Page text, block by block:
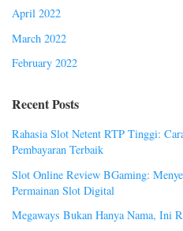
April 2022
March 2022
February 2022
Recent Posts
Rahasia Slot Netent RTP Tinggi:
Pembayaran Terbaik
Slot Online Review BGaming:
Permainan Slot Digital
Megaways Bukan Hanya Nama, Ini